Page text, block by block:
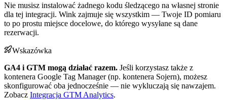
Nie musisz instalować żadnego kodu śledzącego na własnej stronie
dla tej integracji. Wink zajmuje się wszystkim — Twoje ID pomiaru
to po prostu miejsce docelowe, do którego wysyłane są dane
rezerwacji.
Wskazówka
GA4 i GTM mogą działać razem. Jeśli korzystasz także z
kontenera Google Tag Manager (np. kontenera Sojern), możesz
skonfigurować oba jednocześnie — nie wykluczają się nawzajem.
Zobacz Integracja GTM Analytics.